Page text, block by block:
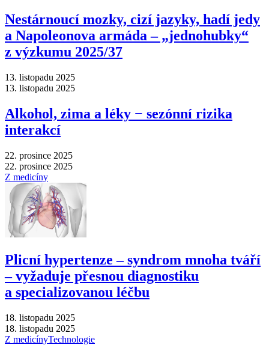
Nestárnoucí mozky, cizí jazyky, hadí jedy
a Napoleonova armáda –⁠ „jednohubky“
z výzkumu 2025/37
13. listopadu 2025
13. listopadu 2025
Alkohol, zima a léky −⁠ sezónní rizika
interakcí
22. prosince 2025
22. prosince 2025
Z medicíny
Plicní hypertenze –⁠ syndrom mnoha tváří
–⁠ vyžaduje přesnou diagnostiku
a specializovanou léčbu
18. listopadu 2025
18. listopadu 2025
Z medicínyTechnologie